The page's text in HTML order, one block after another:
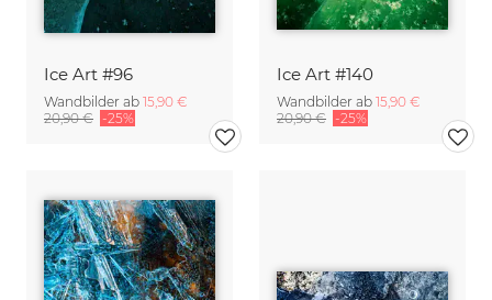
Ice Art #96
Wandbilder ab 15,90 €
20,90 € -25%
Ice Art #140
Wandbilder ab 15,90 €
20,90 € -25%